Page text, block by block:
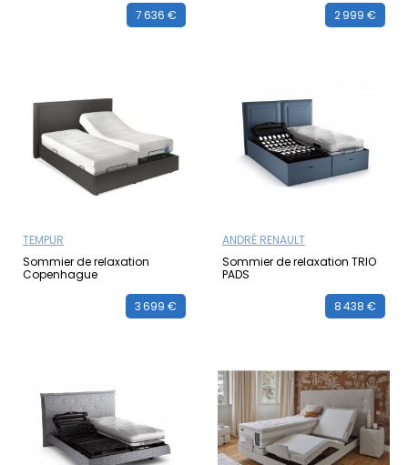
7 636 € 2 999 €
TEMPUR
Sommier de relaxation
Copenhague
3 699 €
ANDRÉ RENAULT
Sommier de relaxation TRIO
PADS
8 438 €